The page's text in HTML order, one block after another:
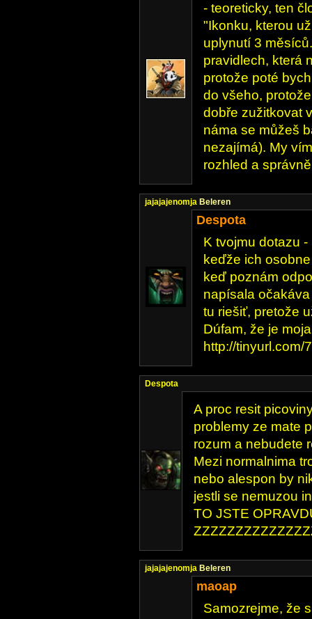
- teoreticky, ten
"Ikonku, kterou
uplynutí 3
pravidlech, která
protože poté
do všeho,
dobře zužitkovat
náma se můžeš
nezajímá). My
rozhled a
jajajajenomja Beleren
Despota
K tvojmu dotazu
keďže ich
keď poznám
napísala
tu riešiť, pretože
Dúfam, že je
http://tinyurl.com/
Despota
A proc resit
problemy ze mate
rozum a nebudete
Mezi normalnima
nebo alespon by
jestli se nemuzou
TO JSTE
jajajajenomja Beleren
maoap
Samozrejme, že